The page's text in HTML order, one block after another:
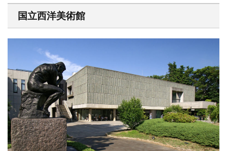
国立西洋美術館